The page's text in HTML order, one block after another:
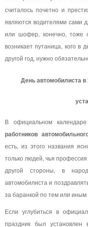
считалось почетно и
являются водителями сами
или шофер, конечно, тоже
возникает путаница, кого в
другой год, нужно
День автомобилиста в
В официальном календаре
работников
есть, из этого названия
только людей, чья
другой стороны, в
автомобилиста и
за баранкой по тем или
Если углубиться в
праздник был установлен